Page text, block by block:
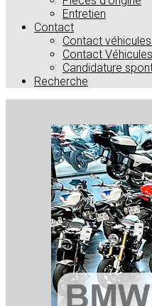
Entretien
Contact
Contact
Contact
Candidature
Recherche